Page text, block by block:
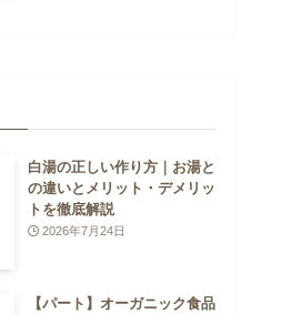
白湯の正しい作り方｜お湯と
の違いとメリット・デメリッ
トを徹底解説
2026年7月24日
【パート】オーガニック食品